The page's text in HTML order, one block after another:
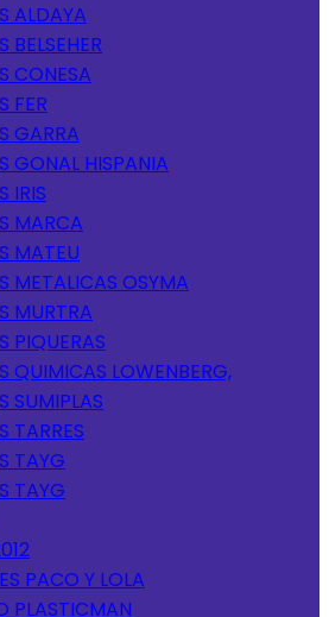
ALDAYA
BELSEHER
CONESA
FER
GARRA
GONAL HISPANIA
IRIS
MARCA
MATEU
METALICAS OSYMA
MURTRA
PIQUERAS
QUIMICAS LOWENBERG,
SUMIPLAS
TARRES
TAYG
TAYG
PACO Y LOLA
PLASTICMAN